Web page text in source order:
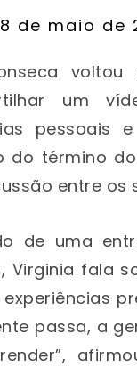
de maio de
voltou
um
pessoais
do término
entre os
de uma
, Virginia fala
passa, a